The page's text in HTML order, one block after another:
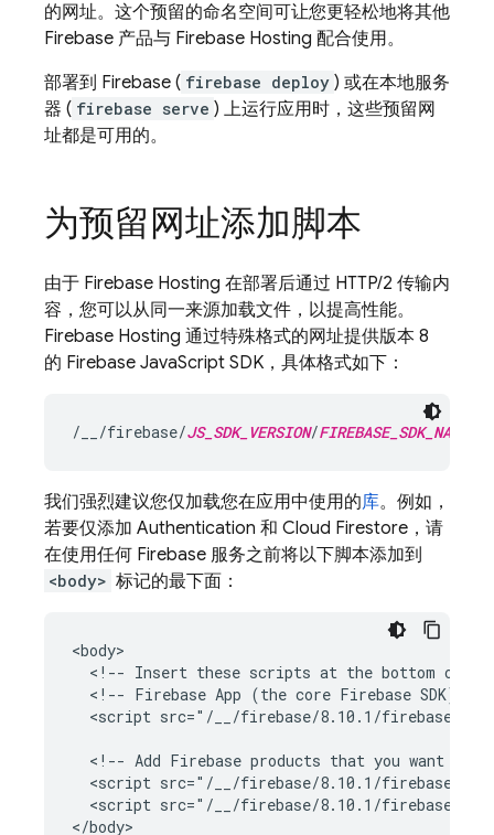
的网址。这个预留的命名空间可让您更轻松地将其他
Firebase 产品与 Firebase Hosting 配合使用。
部署到 Firebase ( firebase deploy ) 或在本地服务
器 ( firebase serve ) 上运行应用时，这些预留网
址都是可用的。
为预留网址添加脚本
由于 Firebase Hosting 在部署后通过 HTTP/2 传输内
容，您可以从同一来源加载文件，以提高性能。
Firebase Hosting 通过特殊格式的网址提供版本 8
的 Firebase JavaScript SDK，具体格式如下：
/__/firebase/JS_SDK_VERSION/FIREBASE_SDK_NAME
我们强烈建议您仅加载您在应用中使用的库。例如，
若要仅添加 Authentication 和 Cloud Firestore ，请
在使用任何 Firebase 服务之前将以下脚本添加到
<body> 标记的最下面：
<body>
<!-- Insert these scripts at the bottom of
<!-- Firebase App (the core Firebase SDK) is
<script src="/__/firebase/8.10.1/firebase-
<!-- Add Firebase products that you want to
<script src="/__/firebase/8.10.1/firebase-
<script src="/__/firebase/8.10.1/firebase-